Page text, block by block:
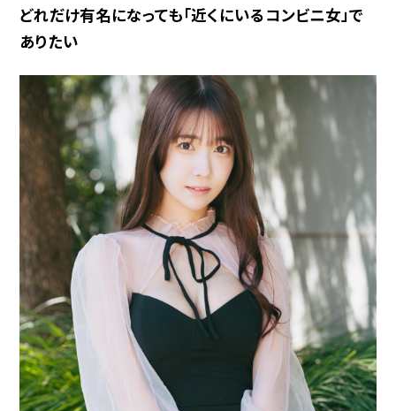
どれだけ有名になっても「近くにいるコンビニ女」で
ありたい